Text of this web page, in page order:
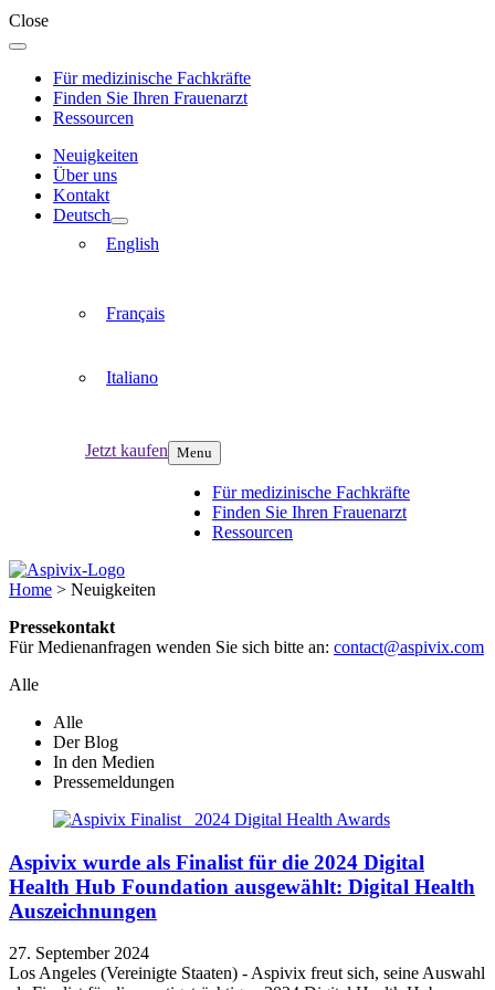
Close
Für medizinische Fachkräfte
Finden Sie Ihren Frauenarzt
Ressourcen
Neuigkeiten
Über uns
Kontakt
Deutsch
English
Français
Italiano
Jetzt kaufen Menu
Für medizinische Fachkräfte
Finden Sie Ihren Frauenarzt
Ressourcen
Home > Neuigkeiten
Pressekontakt
Für Medienanfragen wenden Sie sich bitte an: contact@aspivix.com
Alle
Alle
Der Blog
In den Medien
Pressemeldungen
Aspivix wurde als Finalist für die 2024 Digital
Health Hub Foundation ausgewählt: Digital Health
Auszeichnungen
27. September 2024
Los Angeles (Vereinigte Staaten) - Aspivix freut sich, seine Auswahl